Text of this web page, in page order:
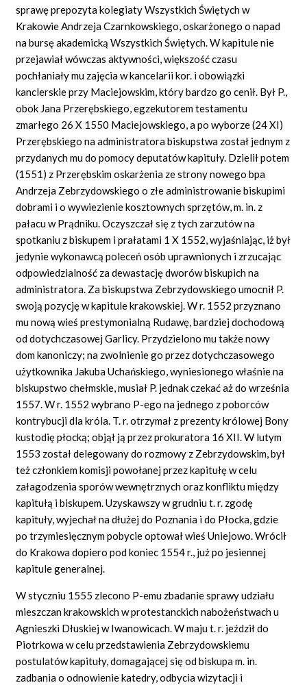
sprawę prepozyta kolegiaty Wszystkich Świętych w
Krakowie Andrzeja Czarnkowskiego, oskarżonego o napad
na bursę akademicką Wszystkich Świętych. W kapitule nie
przejawiał wówczas aktywności, większość czasu
pochłaniały mu zajęcia w kancelarii kor. i obowiązki
kanclerskie przy Maciejowskim, który bardzo go cenił. Był P.,
obok Jana Przerębskiego, egzekutorem testamentu
zmarłego 26 X 1550 Maciejowskiego, a po wyborze (24 XI)
Przerębskiego na administratora biskupstwa został jednym z
przydanych mu do pomocy deputatów kapituły. Dzielił potem
(1551) z Przerębskim oskarżenia ze strony nowego bpa
Andrzeja Zebrzydowskiego o złe administrowanie biskupimi
dobrami i o wywiezienie kosztownych sprzętów, m. in. z
pałacu w Prądniku. Oczyszczał się z tych zarzutów na
spotkaniu z biskupem i prałatami 1 X 1552, wyjaśniając, iż był
jedynie wykonawcą poleceń osób uprawnionych i zrzucając
odpowiedzialność za dewastację dworów biskupich na
administratora. Za biskupstwa Zebrzydowskiego umocnił P.
swoją pozycję w kapitule krakowskiej. W r. 1552 przyznano
mu nową wieś prestymonialną Rudawę, bardziej dochodową
od dotychczasowej Garlicy. Przydzielono mu także nowy
dom kanoniczy; na zwolnienie go przez dotychczasowego
użytkownika Jakuba Uchańskiego, wyniesionego właśnie na
biskupstwo chełmskie, musiał P. jednak czekać aż do września
1557. W r. 1552 wybrano P-ego na jednego z poborców
kontrybucji dla króla. T. r. otrzymał z prezenty królowej Bony
kustodię płocką; objął ją przez prokuratora 16 XII. W lutym
1553 został delegowany do rozmowy z Zebrzydowskim, był
też członkiem komisji powołanej przez kapitułę w celu
załagodzenia sporów wewnętrznych oraz konfliktu między
kapitułą i biskupem. Uzyskawszy w grudniu t. r. zgodę
kapituły, wyjechał na dłużej do Poznania i do Płocka, gdzie
po trzymiesięcznym pobycie optował wieś Uniejowo. Wrócił
do Krakowa dopiero pod koniec 1554 r., już po jesiennej
kapitule generalnej.
W styczniu 1555 zlecono P-emu zbadanie sprawy udziału
mieszczan krakowskich w protestanckich nabożeństwach u
Agnieszki Dłuskiej w Iwanowicach. W maju t. r. jeździł do
Piotrkowa w celu przedstawienia Zebrzydowskiemu
postulatów kapituły, domagającej się od biskupa m. in.
zadbania o odnowienie katedry, odbycia wizytacji i